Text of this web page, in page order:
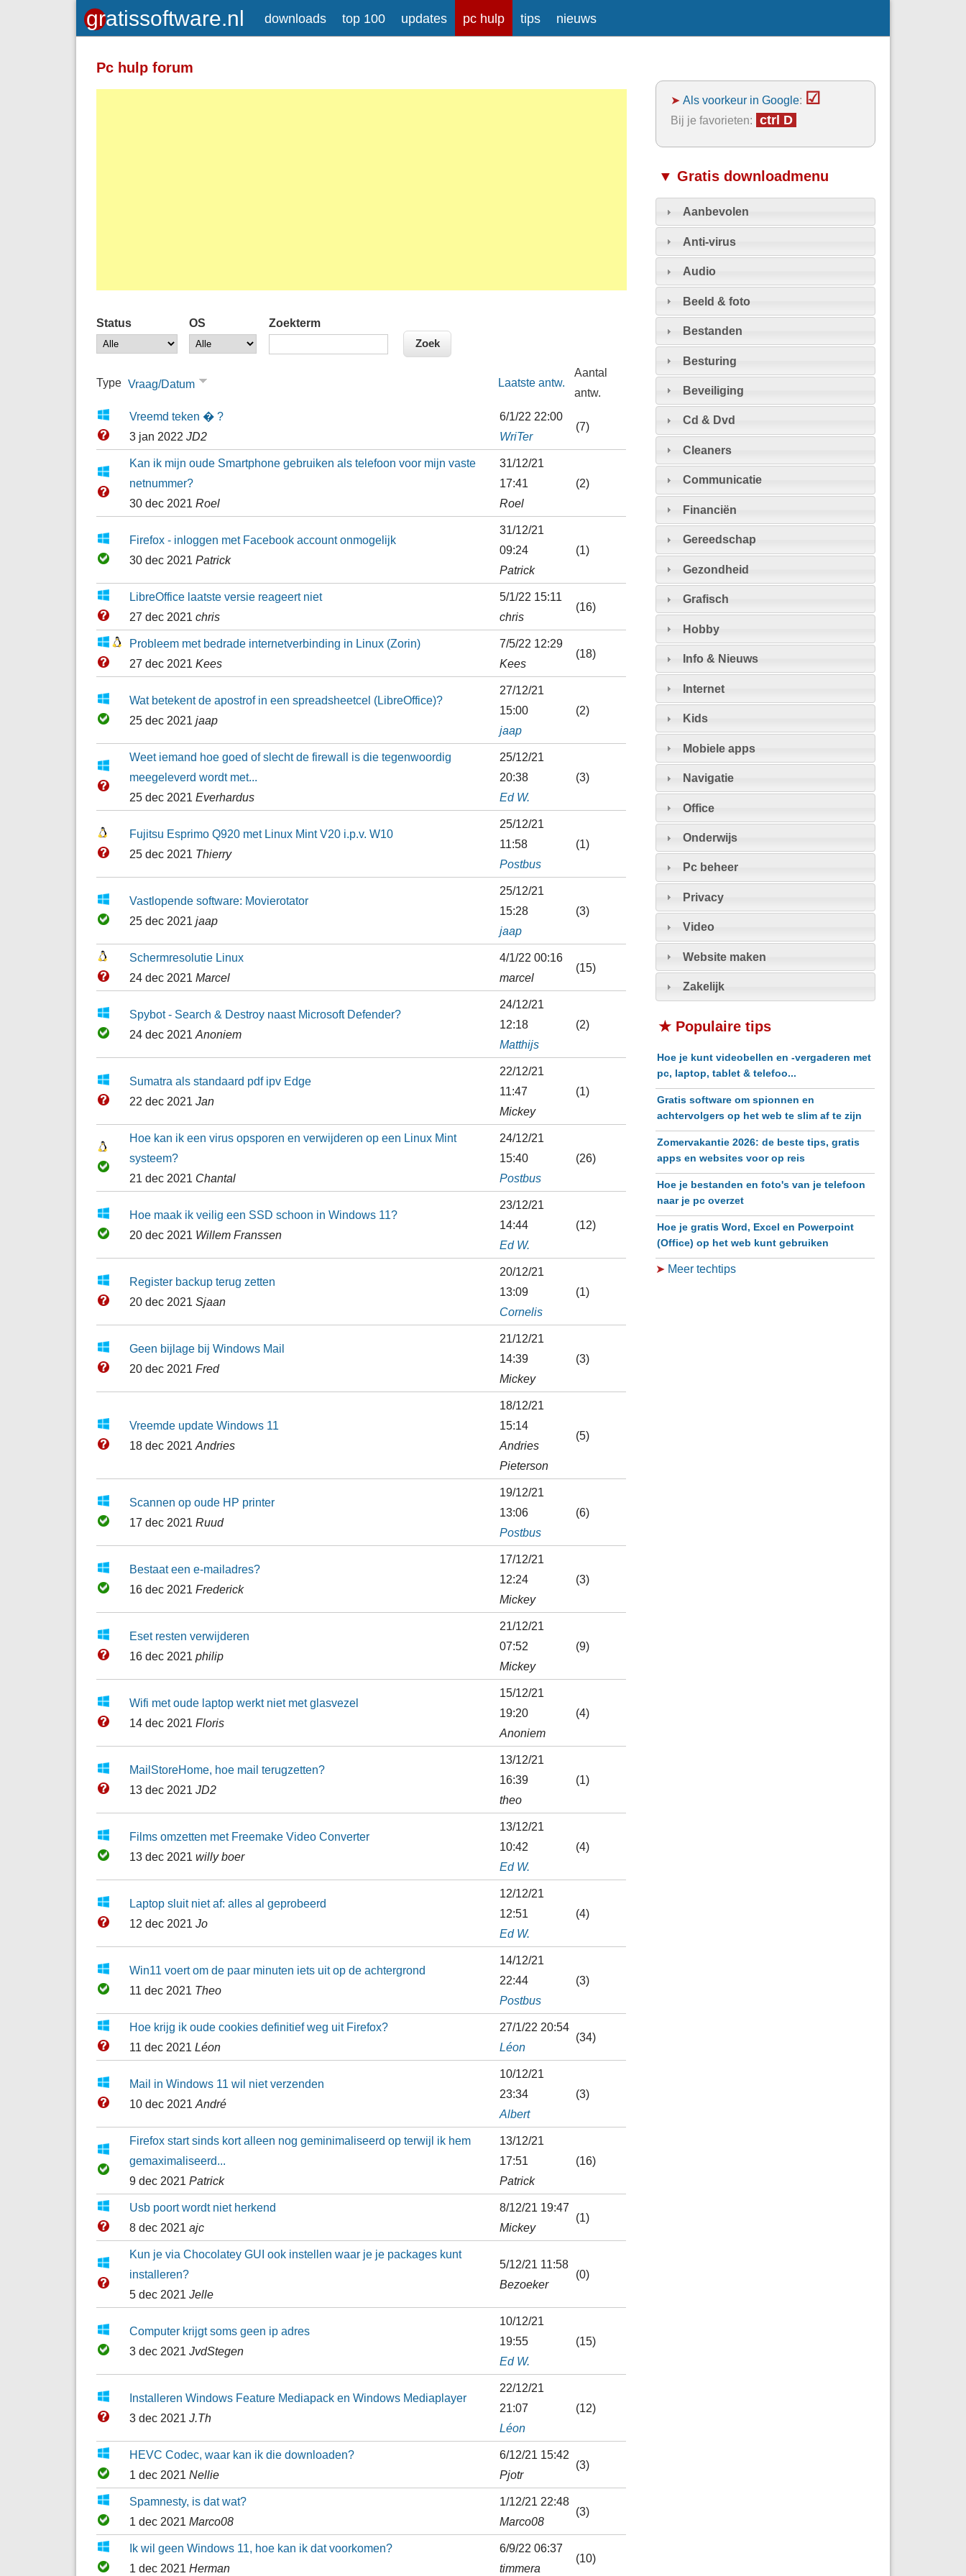
downloads top 100 updates pc hulp tips nieuws
Pc hulp forum
Status OS Zoekterm
Type Vraag/Datum Laatste antw.
Aantal
antw.
Vreemd teken � ?
3 jan 2022 JD2
6/1/22 22:00
WriTer
(7)
Kan ik mijn oude Smartphone gebruiken als telefoon voor mijn vaste
netnummer?
30 dec 2021 Roel
31/12/21
17:41
Roel
(2)
Firefox - inloggen met Facebook account onmogelijk
30 dec 2021 Patrick
31/12/21
09:24
Patrick
(1)
LibreOffice laatste versie reageert niet
27 dec 2021 chris
5/1/22 15:11
chris
(16)
Probleem met bedrade internetverbinding in Linux (Zorin)
27 dec 2021 Kees
7/5/22 12:29
Kees
(18)
Wat betekent de apostrof in een spreadsheetcel (LibreOffice)?
25 dec 2021 jaap
27/12/21
15:00
jaap
(2)
Weet iemand hoe goed of slecht de firewall is die tegenwoordig
meegeleverd wordt met...
25 dec 2021 Everhardus
25/12/21
20:38
Ed W.
(3)
Fujitsu Esprimo Q920 met Linux Mint V20 i.p.v. W10
25 dec 2021 Thierry
25/12/21
11:58
Postbus
(1)
Vastlopende software: Movierotator
25 dec 2021 jaap
25/12/21
15:28
jaap
(3)
Schermresolutie Linux
24 dec 2021 Marcel
4/1/22 00:16
marcel
(15)
Spybot - Search & Destroy naast Microsoft Defender?
24 dec 2021 Anoniem
24/12/21
12:18
Matthijs
(2)
Sumatra als standaard pdf ipv Edge
22 dec 2021 Jan
22/12/21
11:47
Mickey
(1)
Hoe kan ik een virus opsporen en verwijderen op een Linux Mint
systeem?
21 dec 2021 Chantal
24/12/21
15:40
Postbus
(26)
Hoe maak ik veilig een SSD schoon in Windows 11?
20 dec 2021 Willem Franssen
23/12/21
14:44
Ed W.
(12)
Register backup terug zetten
20 dec 2021 Sjaan
20/12/21
13:09
Cornelis
(1)
Geen bijlage bij Windows Mail
20 dec 2021 Fred
21/12/21
14:39
Mickey
(3)
Vreemde update Windows 11
18 dec 2021 Andries
18/12/21
15:14
Andries
Pieterson
(5)
Scannen op oude HP printer
17 dec 2021 Ruud
19/12/21
13:06
Postbus
(6)
Bestaat een e-mailadres?
16 dec 2021 Frederick
17/12/21
12:24
Mickey
(3)
Eset resten verwijderen
16 dec 2021 philip
21/12/21
07:52
Mickey
(9)
Wifi met oude laptop werkt niet met glasvezel
14 dec 2021 Floris
15/12/21
19:20
Anoniem
(4)
MailStoreHome, hoe mail terugzetten?
13 dec 2021 JD2
13/12/21
16:39
theo
(1)
Films omzetten met Freemake Video Converter
13 dec 2021 willy boer
13/12/21
10:42
Ed W.
(4)
Laptop sluit niet af: alles al geprobeerd
12 dec 2021 Jo
12/12/21
12:51
Ed W.
(4)
Win11 voert om de paar minuten iets uit op de achtergrond
11 dec 2021 Theo
14/12/21
22:44
Postbus
(3)
Hoe krijg ik oude cookies definitief weg uit Firefox?
11 dec 2021 Léon
27/1/22 20:54
Léon
(34)
Mail in Windows 11 wil niet verzenden
10 dec 2021 André
10/12/21
23:34
Albert
(3)
Firefox start sinds kort alleen nog geminimaliseerd op terwijl ik hem
gemaximaliseerd...
9 dec 2021 Patrick
13/12/21
17:51
Patrick
(16)
Usb poort wordt niet herkend
8 dec 2021 ajc
8/12/21 19:47
Mickey
(1)
Kun je via Chocolatey GUI ook instellen waar je je packages kunt
installeren?
5 dec 2021 Jelle
5/12/21 11:58
Bezoeker
(0)
Computer krijgt soms geen ip adres
3 dec 2021 JvdStegen
10/12/21
19:55
Ed W.
(15)
Installeren Windows Feature Mediapack en Windows Mediaplayer
3 dec 2021 J.Th
22/12/21
21:07
Léon
(12)
HEVC Codec, waar kan ik die downloaden?
1 dec 2021 Nellie
6/12/21 15:42
Pjotr
(3)
Spamnesty, is dat wat?
1 dec 2021 Marco08
1/12/21 22:48
Marco08
(3)
Ik wil geen Windows 11, hoe kan ik dat voorkomen?
1 dec 2021 Herman
6/9/22 06:37
timmera
(10)
➤Als voorkeur in Google: ☑
Bij je favorieten: ctrl D
▼ Gratis downloadmenu
Aanbevolen
Anti-virus
Audio
Beeld & foto
Bestanden
Besturing
Beveiliging
Cd & Dvd
Cleaners
Communicatie
Financiën
Gereedschap
Gezondheid
Grafisch
Hobby
Info & Nieuws
Internet
Kids
Mobiele apps
Navigatie
Office
Onderwijs
Pc beheer
Privacy
Video
Website maken
Zakelijk
★ Populaire tips
Hoe je kunt videobellen en -vergaderen met
pc, laptop, tablet & telefoo...
Gratis software om spionnen en
achtervolgers op het web te slim af te zijn
Zomervakantie 2026: de beste tips, gratis
apps en websites voor op reis
Hoe je bestanden en foto's van je telefoon
naar je pc overzet
Hoe je gratis Word, Excel en Powerpoint
(Office) op het web kunt gebruiken
➤ Meer techtips